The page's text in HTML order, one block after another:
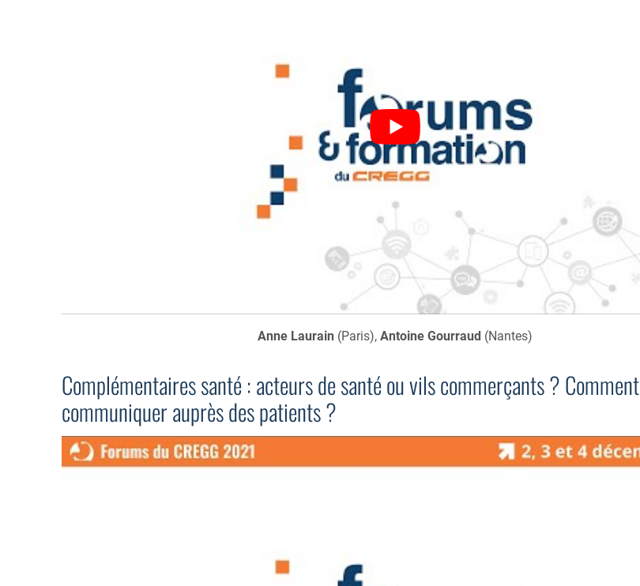
Anne Laurain (Paris), Antoine Gourraud(Nantes)
Complémentaires santé : acteurs de santé ou vils commerçants ? Comment
communiquer auprès des patients ?